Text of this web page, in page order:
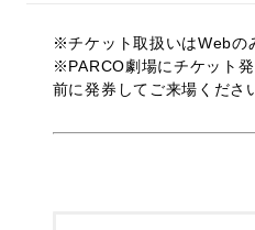
※チケット取扱いはWebの
※PARCO劇場にチケット
前に発券してご来場くださ